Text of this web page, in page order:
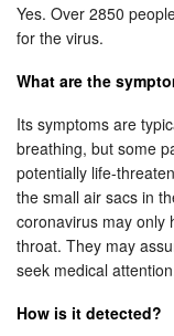
Yes. Over 2850
for the virus.
What are the
Its symptoms are
breathing, but some
potentially life-
the small air sacs in
coronavirus may only
throat. They may
seek medical
How is it detected?